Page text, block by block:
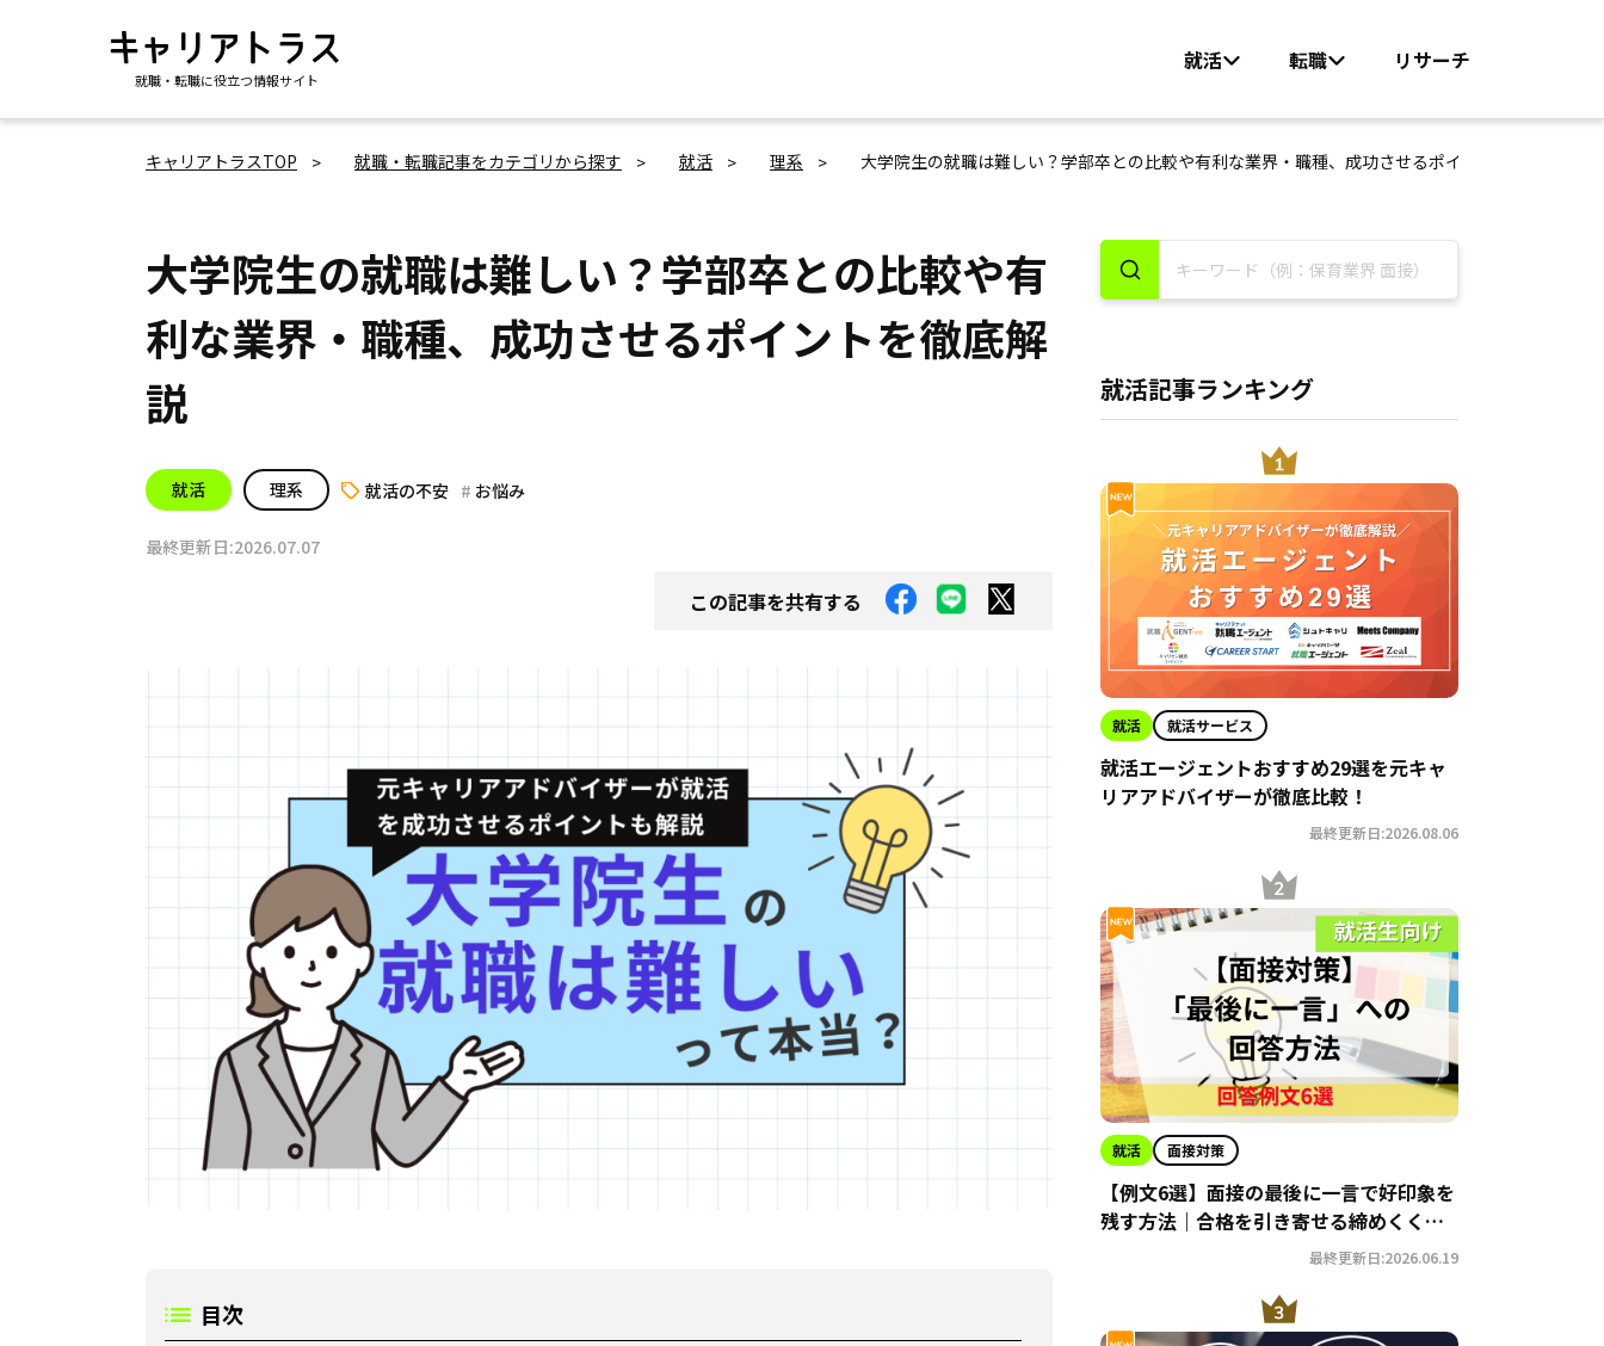
就職・転職に役立つ情報サイト
就活 転職 リサーチ
キャリアトラスTOP 就職・転職記事をカテゴリから探す 就活 理系 大学院生の就職は難しい？学部卒との比較や有利な業界・職種、成功させるポイントを徹底解説
大学院生の就職は難しい？学部卒との比較や有
利な業界・職種、成功させるポイントを徹底解
説
就活 理系 就活の不安 お悩み
最終更新日:2026.07.07
この記事を共有する
目次
就活記事ランキング
就活 就活サービス
就活エージェントおすすめ29選を元キャ
リアアドバイザーが徹底比較！
最終更新日:2026.08.06
就活 面接対策
【例文6選】面接の最後に一言で好印象を
残す方法｜合格を引き寄せる締めくくり
最終更新日:2026.06.19